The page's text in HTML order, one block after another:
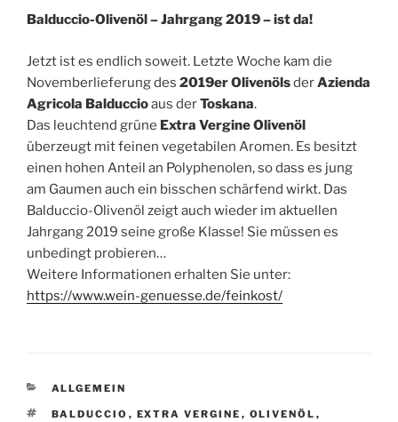
Balduccio-Olivenöl – Jahrgang 2019 – ist da!
Jetzt ist es endlich soweit. Letzte Woche kam die
Novemberlieferung des 2019erOlivenölsderAzienda
Agricola Balduccioaus derToskana.
Das leuchtend grüne Extra VergineOlivenöl
überzeugt mit feinen vegetabilen Aromen. Es besitzt
einen hohen Anteil an Polyphenolen, so dass es jung
am Gaumen auch ein bisschen schärfend wirkt. Das
Balduccio-Olivenöl zeigt auch wieder im aktuellen
Jahrgang 2019 seine große Klasse! Sie müssen es
unbedingt probieren…
Weitere Informationen erhalten Sie unter:
https://www.wein-genuesse.de/feinkost/
KATEGORIEN
ALLGEMEIN
SCHLAGWÖRTER
BALDUCCIO , EXTRA VERGINE , OLIVENÖL ,